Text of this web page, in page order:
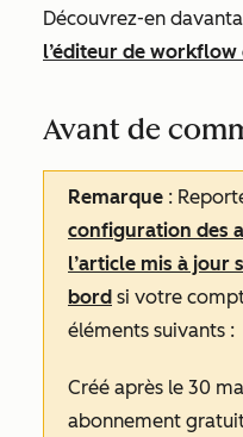
Découvrez-en
l’éditeur de
Avant de
Remarque :
configuration des
l’article mis à jour
bord si votre
éléments suivants :
Créé après le 30
abonnement